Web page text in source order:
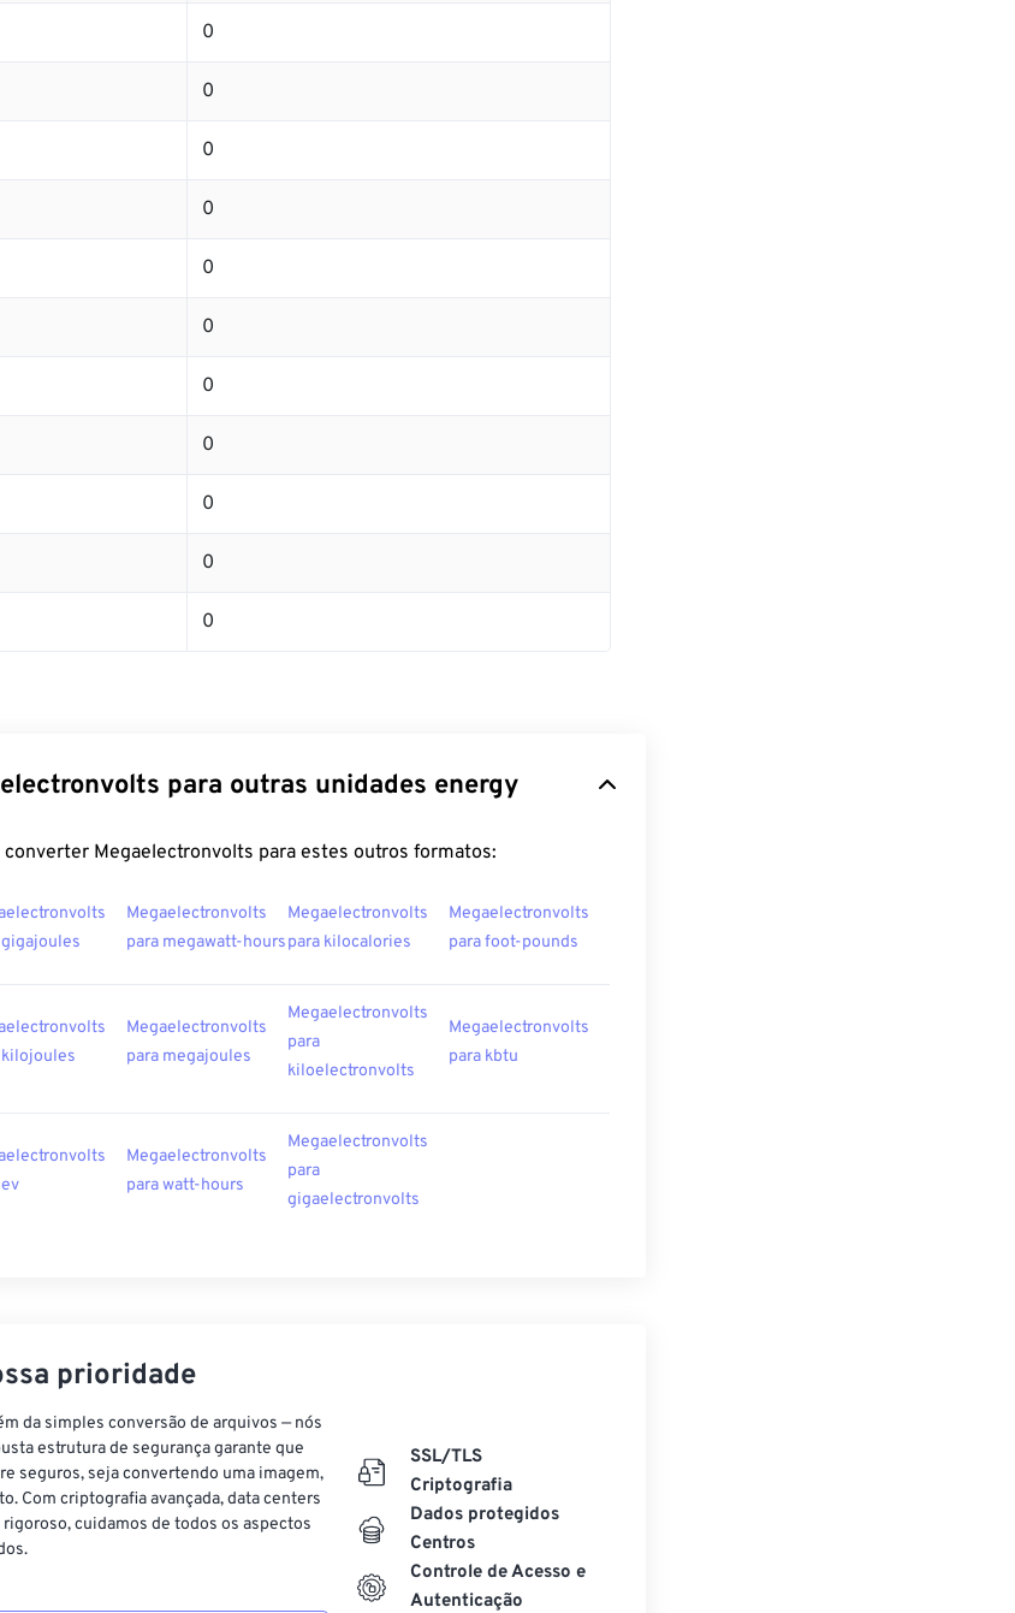
0
0
0
0
0
0
0
0
0
0
0
para outras unidades energy
converter Megaelectronvolts para estes outros formatos:
gigajoules
Megaelectronvolts
para megawatt-hours
Megaelectronvolts
para kilocalories
Megaelectronvolts
para foot-pounds
kilojoules
Megaelectronvolts
para megajoules
Megaelectronvolts
para
kiloelectronvolts
Megaelectronvolts
para kbtu
Megaelectronvolts
para watt-hours
Megaelectronvolts
para
gigaelectronvolts
prioridade
da simples conversão de arquivos — nós
estrutura de segurança garante que
seguros, seja convertendo uma imagem,
Com criptografia avançada, data centers
cuidamos de todos os aspectos
SSL/TLS
Criptografia
Dados protegidos
Centros
Controle de Acesso e
Autenticação